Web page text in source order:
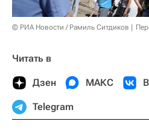
© РИА Новости / Рамиль Ситдиков
Читать в
Дзен МАКС
Telegram